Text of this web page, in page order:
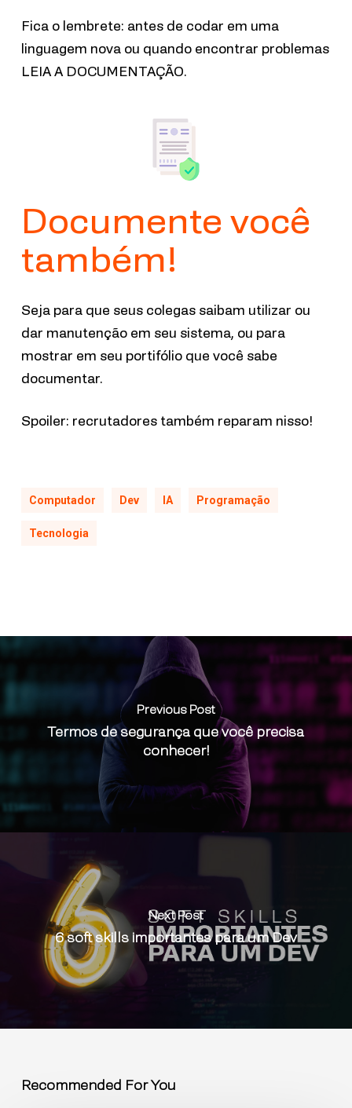
Fica o lembrete: antes de codar em uma
linguagem nova ou quando encontrar problemas
LEIA A DOCUMENTAÇÃO.
Documente você
também!
Seja para que seus colegas saibam utilizar ou
dar manutenção em seu sistema, ou para
mostrar em seu portifólio que você sabe
documentar.
Spoiler: recrutadores também reparam nisso!
Computador Dev IA Programação
Tecnologia
Previous Post
Termos de segurança que você precisa
conhecer!
Next Post
6 soft skills importantes para um Dev
Recommended For You